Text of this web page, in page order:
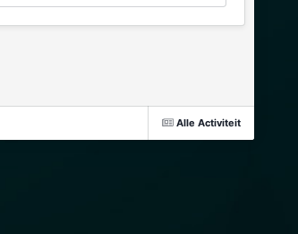
Alle Activiteit